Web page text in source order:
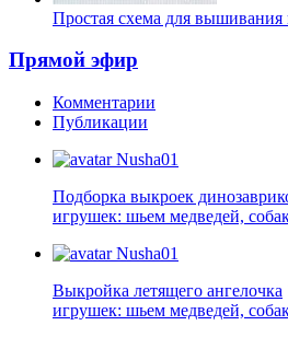
Простая схема для вышивания
Прямой эфир
Комментарии
Публикации
Nusha01
Подборка выкроек
игрушек: шьем медведей,
Nusha01
Выкройка летящего ангелочка
игрушек: шьем медведей,